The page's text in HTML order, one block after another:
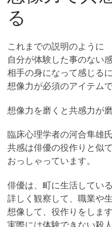
る
これまでの説明のように
自分が体験した事のない
相手の身になって感じる
想像力が必須のアイテムで
想像力を磨くと共感力が磨
臨床心理学者の河合隼雄
共感は俳優の役作りと似
おっしゃっています。
俳優は、町に生活してい
詳しく観察して、職業や
想像して、役作りをします
実際には体験できない殺